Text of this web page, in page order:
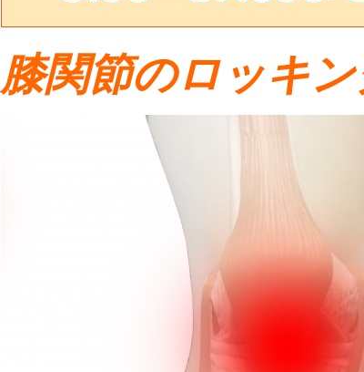
膝関節のロッキ